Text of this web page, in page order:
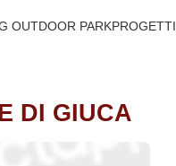
OUTDOOR PARKPROGETTI
DI GIUCA